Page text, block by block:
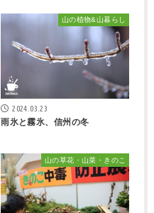
山の植物&山暮らし
2024.03.23
雨氷と霧氷、信州の冬
山の草花・山菜・きのこ